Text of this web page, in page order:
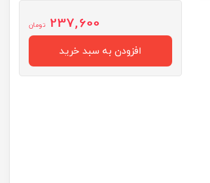
237,600 تومان
افزودن به سبد خرید